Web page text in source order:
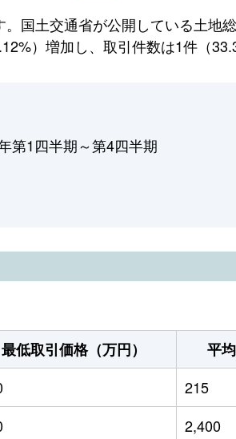
国土交通省が公開している土地
）増加し、取引件数は1件（
第1四半期～第4四半期
最低取引価格（万円） 平
215
2,400